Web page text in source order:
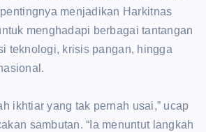
menjadikan Harkitnas
menghadapi berbagai tantangan
teknologi, krisis pangan, hingga
ikhtiar yang tak pernah usai,” ucap
sambutan. “Ia menuntut langkah